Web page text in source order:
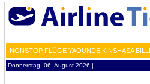
NONSTOP FLÜGE YAOUNDE KINSHASA
Donnerstag, 06. August 2026 ¦